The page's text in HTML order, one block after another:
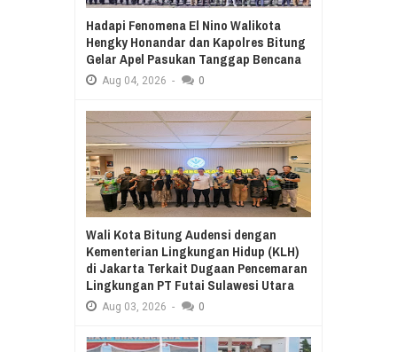
Hadapi Fenomena El Nino Walikota
Hengky Honandar dan Kapolres Bitung
Gelar Apel Pasukan Tanggap Bencana
Aug 04, 2026 - 0
Wali Kota Bitung Audensi dengan
Kementerian Lingkungan Hidup (KLH)
di Jakarta Terkait Dugaan Pencemaran
Lingkungan PT Futai Sulawesi Utara
Aug 03, 2026 - 0